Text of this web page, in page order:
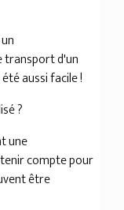
transport d'un
aussi facile !
?
une
compte pour
être